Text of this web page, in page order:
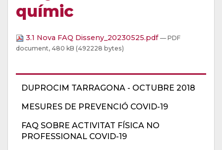
químic
DUPROCIM TARRAGONA - OCTUBRE 2018
MESURES DE PREVENCIÓ COVID-19
FAQ SOBRE ACTIVITAT FÍSICA NO
PROFESSIONAL COVID-19
3.1 Nova FAQ Disseny_20230525.pdf — PDF
document, 480 kB (492228 bytes)